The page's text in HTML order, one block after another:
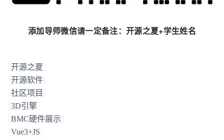
添加导师微信请一定备注：开源之夏+学生姓名
开源之夏
开源软件
社区项目
3D引擎
BMC硬件展示
Vue3+JS